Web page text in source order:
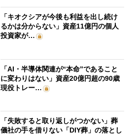
「キオクシアが今後も利益を出し続け
るかは分からない」資産11億円の個人
投資家が…
「AI・半導体関連が“本命”であること
に変わりはない」資産20億円超の90歳
現役トレー…
「失敗すると取り返しがつかない」葬
儀社の手を借りない「DIY葬」の落とし